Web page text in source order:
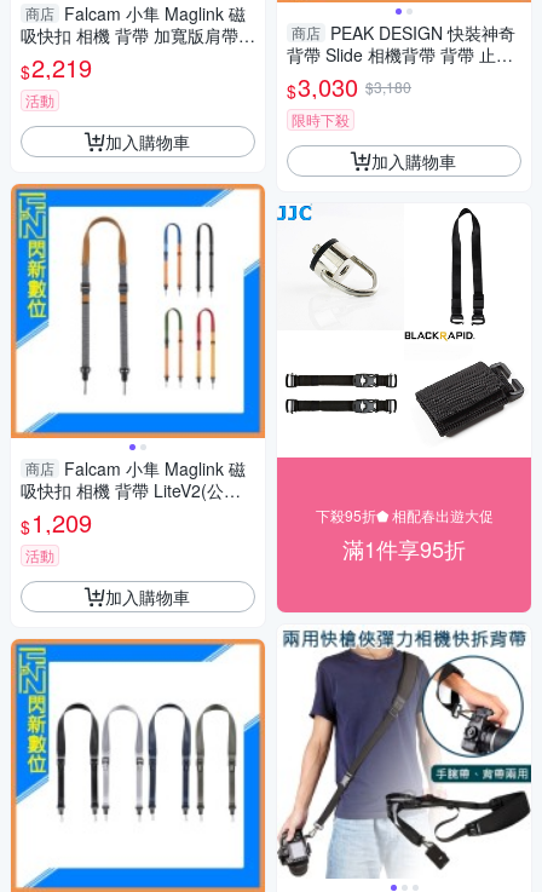
商店 Falcam 小隼 Maglink 磁
吸快扣 相機 背帶 加寬版肩帶 P
roV2(公司貨)雪岩灰
$2,219
活動
加入購物車
商店 Falcam 小隼 Maglink 磁
吸快扣 相機 背帶 LiteV2(公司
貨)
$1,209
活動
加入購物車
商店 PEAK DESIGN 快裝神奇
背帶 Slide 相機背帶 背帶 止滑
紅/藍/綠 (公司貨)
$3,030 $3,180
限時下殺
加入購物車
下殺95折⬟ 相配春出遊大促
滿1件享95折